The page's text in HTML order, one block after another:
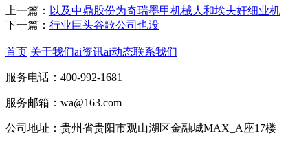
上一篇： 以及中鼎股份为奇瑞墨甲机械人和埃夫奸细业机
下一篇： 行业巨头谷歌公司也没
首页 关于我们ai资讯ai动态联系我们
服务电话：400-992-1681
服务邮箱：wa@163.com
公司地址：贵州省贵阳市观山湖区金融城MAX_A座17楼